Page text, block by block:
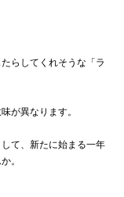
らしてくれそうな「ラ
が異なります。
て、新たに始まる一年
。
お問い合わせ
ソーシャル